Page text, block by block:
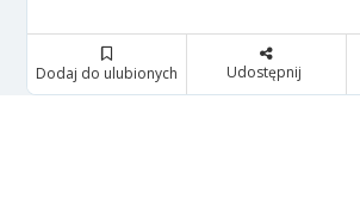
Dodaj do ulubionych Udostępnij